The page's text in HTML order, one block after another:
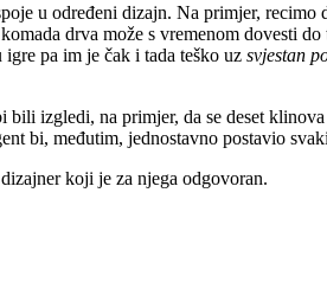
u određeni dizajn. Na primjer, recimo
drva može s vremenom dovesti
pa im je čak i tada teško uz svjestan
izgledi, na primjer, da se deset
bi, međutim, jednostavno postavio
koji je za njega odgovoran.